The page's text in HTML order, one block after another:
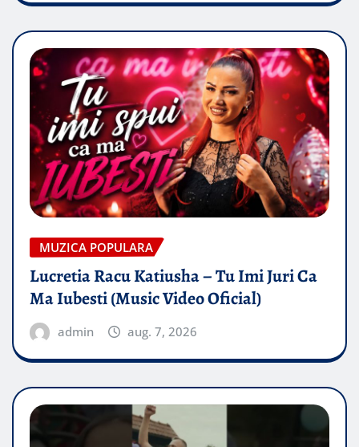
MUZICA POPULARA
Lucretia Racu Katiusha – Tu Imi Juri Ca
Ma Iubesti (Music Video Oficial)
admin aug. 7, 2026